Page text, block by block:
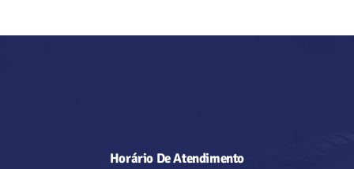
Horário De Atendimento